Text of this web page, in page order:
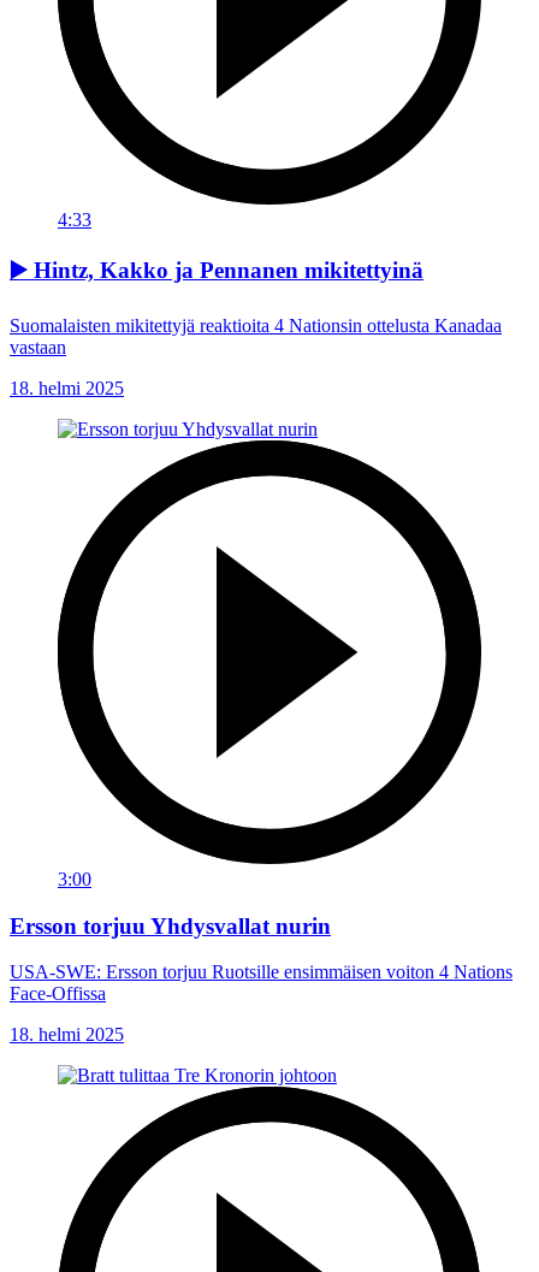
4:33
▶️ Hintz, Kakko ja Pennanen mikitettyinä
Suomalaisten mikitettyjä reaktioita 4 Nationsin ottelusta Kanadaa
vastaan
18. helmi 2025
3:00
Ersson torjuu Yhdysvallat nurin
USA-SWE: Ersson torjuu Ruotsille ensimmäisen voiton 4 Nations
Face-Offissa
18. helmi 2025